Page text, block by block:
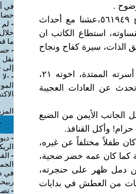
.
الكاتب جميل السلحوت المولود في جبل المكبر بتاريخ ٥٦١٩٤٩،عشنا مع أحداث
استطاع الكاتب ان
الذات، سيرة كفاح ونجاح
استرسل الكاتب في الوصف لادق لتفاصيل حياته عن أسرته الممتدة، اخوته ٢١،
عن العادات العجيبة
الجانب الأيمن من الضبع
حرام! وأكل القنافذ.
كان طفلاً مختلفاً عن غيره،
كما كان عمه خضر ضحية،
دمل ظهر على حنجرته،
من العطش في بدايات
في
- لم
ما
-
نقل
إلى
-
-
-
-
في
-